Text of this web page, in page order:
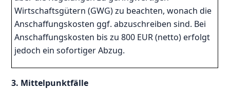
Wirtschaftsgütern (GWG) zu beachten, wonach die
Anschaffungskosten ggf. abzuschreiben sind. Bei
Anschaffungskosten bis zu 800 EUR (netto) erfolgt
jedoch ein sofortiger Abzug.
3. Mittelpunktfälle